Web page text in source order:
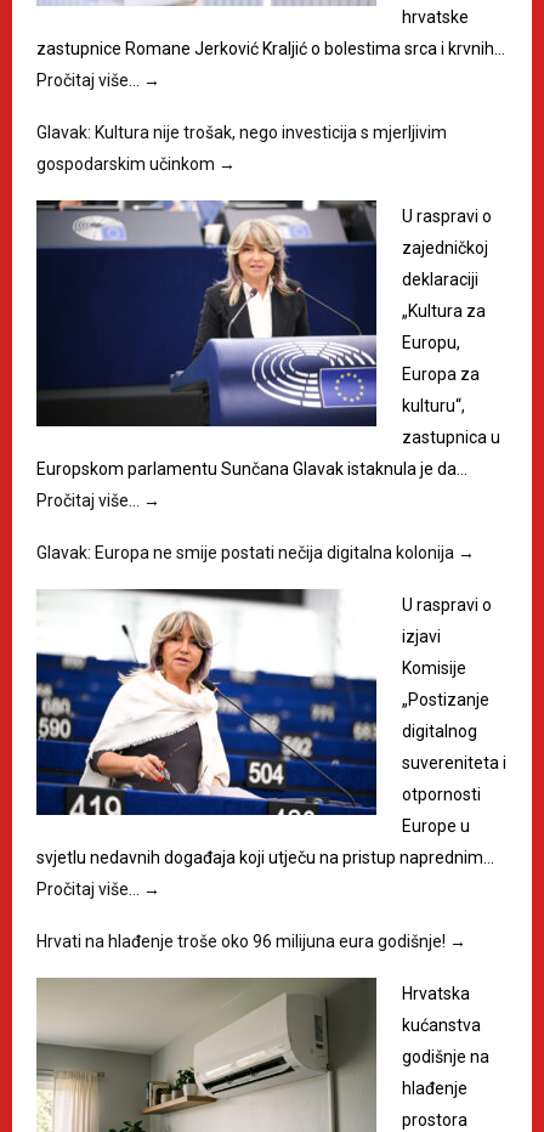
hrvatske
zastupnice Romane Jerković Kraljić o bolestima srca i krvnih…
Pročitaj više…
→
Glavak: Kultura nije trošak, nego investicija s mjerljivim
gospodarskim učinkom →
U raspravi o
zajedničkoj
deklaraciji
„Kultura za
Europu,
Europa za
kulturu“,
zastupnica u
Europskom parlamentu Sunčana Glavak istaknula je da…
Pročitaj više…
→
Glavak: Europa ne smije postati nečija digitalna kolonija →
U raspravi o
izjavi
Komisije
„Postizanje
digitalnog
suvereniteta i
otpornosti
Europe u
svjetlu nedavnih događaja koji utječu na pristup naprednim…
Pročitaj više…
→
Hrvati na hlađenje troše oko 96 milijuna eura godišnje! →
Hrvatska
kućanstva
godišnje na
hlađenje
prostora